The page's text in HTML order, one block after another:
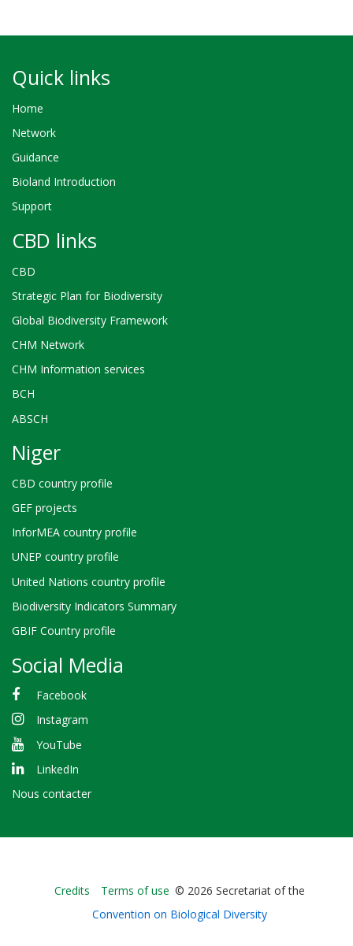
Quick links
Home
Network
Guidance
Bioland Introduction
Support
CBD links
CBD
Strategic Plan for Biodiversity
Global Biodiversity Framework
CHM Network
CHM Information services
BCH
ABSCH
Niger
CBD country profile
GEF projects
InforMEA country profile
UNEP country profile
United Nations country profile
Biodiversity Indicators Summary
GBIF Country profile
Social Media
Facebook
Instagram
YouTube
LinkedIn
Nous contacter
Bioland
-
Credits Terms of use © 2026 Secretariat of the
Convention on Biological Diversity